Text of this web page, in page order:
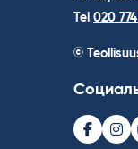
Tel 020
©